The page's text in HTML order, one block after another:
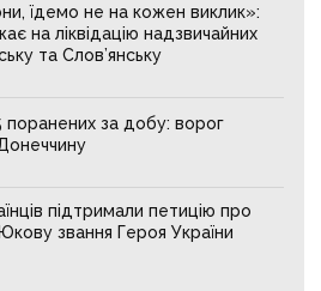
їдемо не на кожен виклик»:
на ліквідацію надзвичайних
та Слов’янську
поранених за добу: ворог
підтримали петицію про
звання Героя України